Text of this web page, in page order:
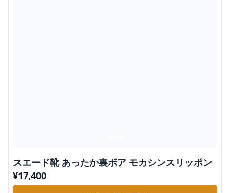
スエード靴 あったか裏ボア モカシンスリッポン
¥17,400